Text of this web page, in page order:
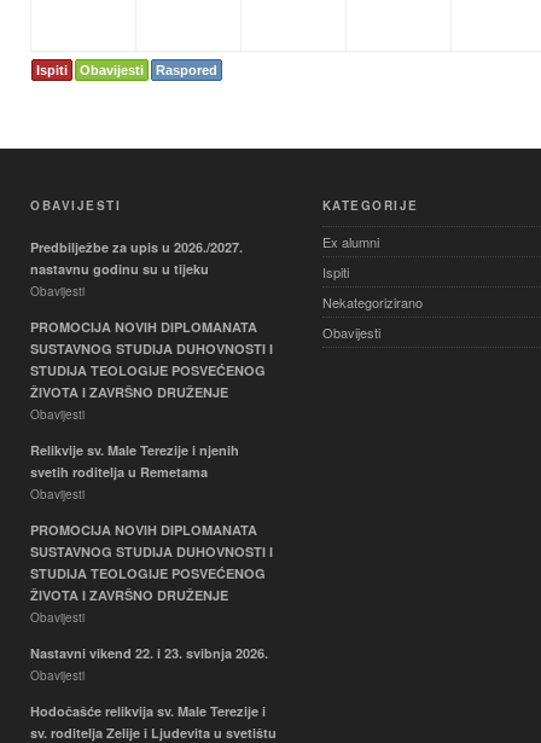
Ispiti Obavijesti Raspored
OBAVIJESTI
Predbilježbe za upis u 2026./2027.
nastavnu godinu su u tijeku
Obavijesti
PROMOCIJA NOVIH DIPLOMANATA
SUSTAVNOG STUDIJA DUHOVNOSTI I
STUDIJA TEOLOGIJE POSVEĆENOG
ŽIVOTA I ZAVRŠNO DRUŽENJE
Obavijesti
Relikvije sv. Male Terezije i njenih
svetih roditelja u Remetama
Obavijesti
PROMOCIJA NOVIH DIPLOMANATA
SUSTAVNOG STUDIJA DUHOVNOSTI I
STUDIJA TEOLOGIJE POSVEĆENOG
ŽIVOTA I ZAVRŠNO DRUŽENJE
Obavijesti
Nastavni vikend 22. i 23. svibnja 2026.
Obavijesti
Hodočašće relikvija sv. Male Terezije i
sv. roditelja Zelije i Ljudevita u svetištu
KATEGORIJE
Ex alumni
Ispiti
Nekategorizirano
Obavijesti